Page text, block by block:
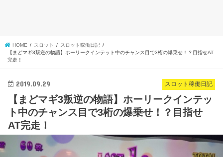
HOME スロット
スロット稼働日記
【まどマギ3叛逆の物語】ホーリークインテット中のチャンス目で3桁の爆乗せ！？目指せAT
完走！
スロット稼働日記
2019.09.29
【まどマギ3叛逆の物語】ホーリークインテッ
ト中のチャンス目で3桁の爆乗せ！？目指せ
AT完走！